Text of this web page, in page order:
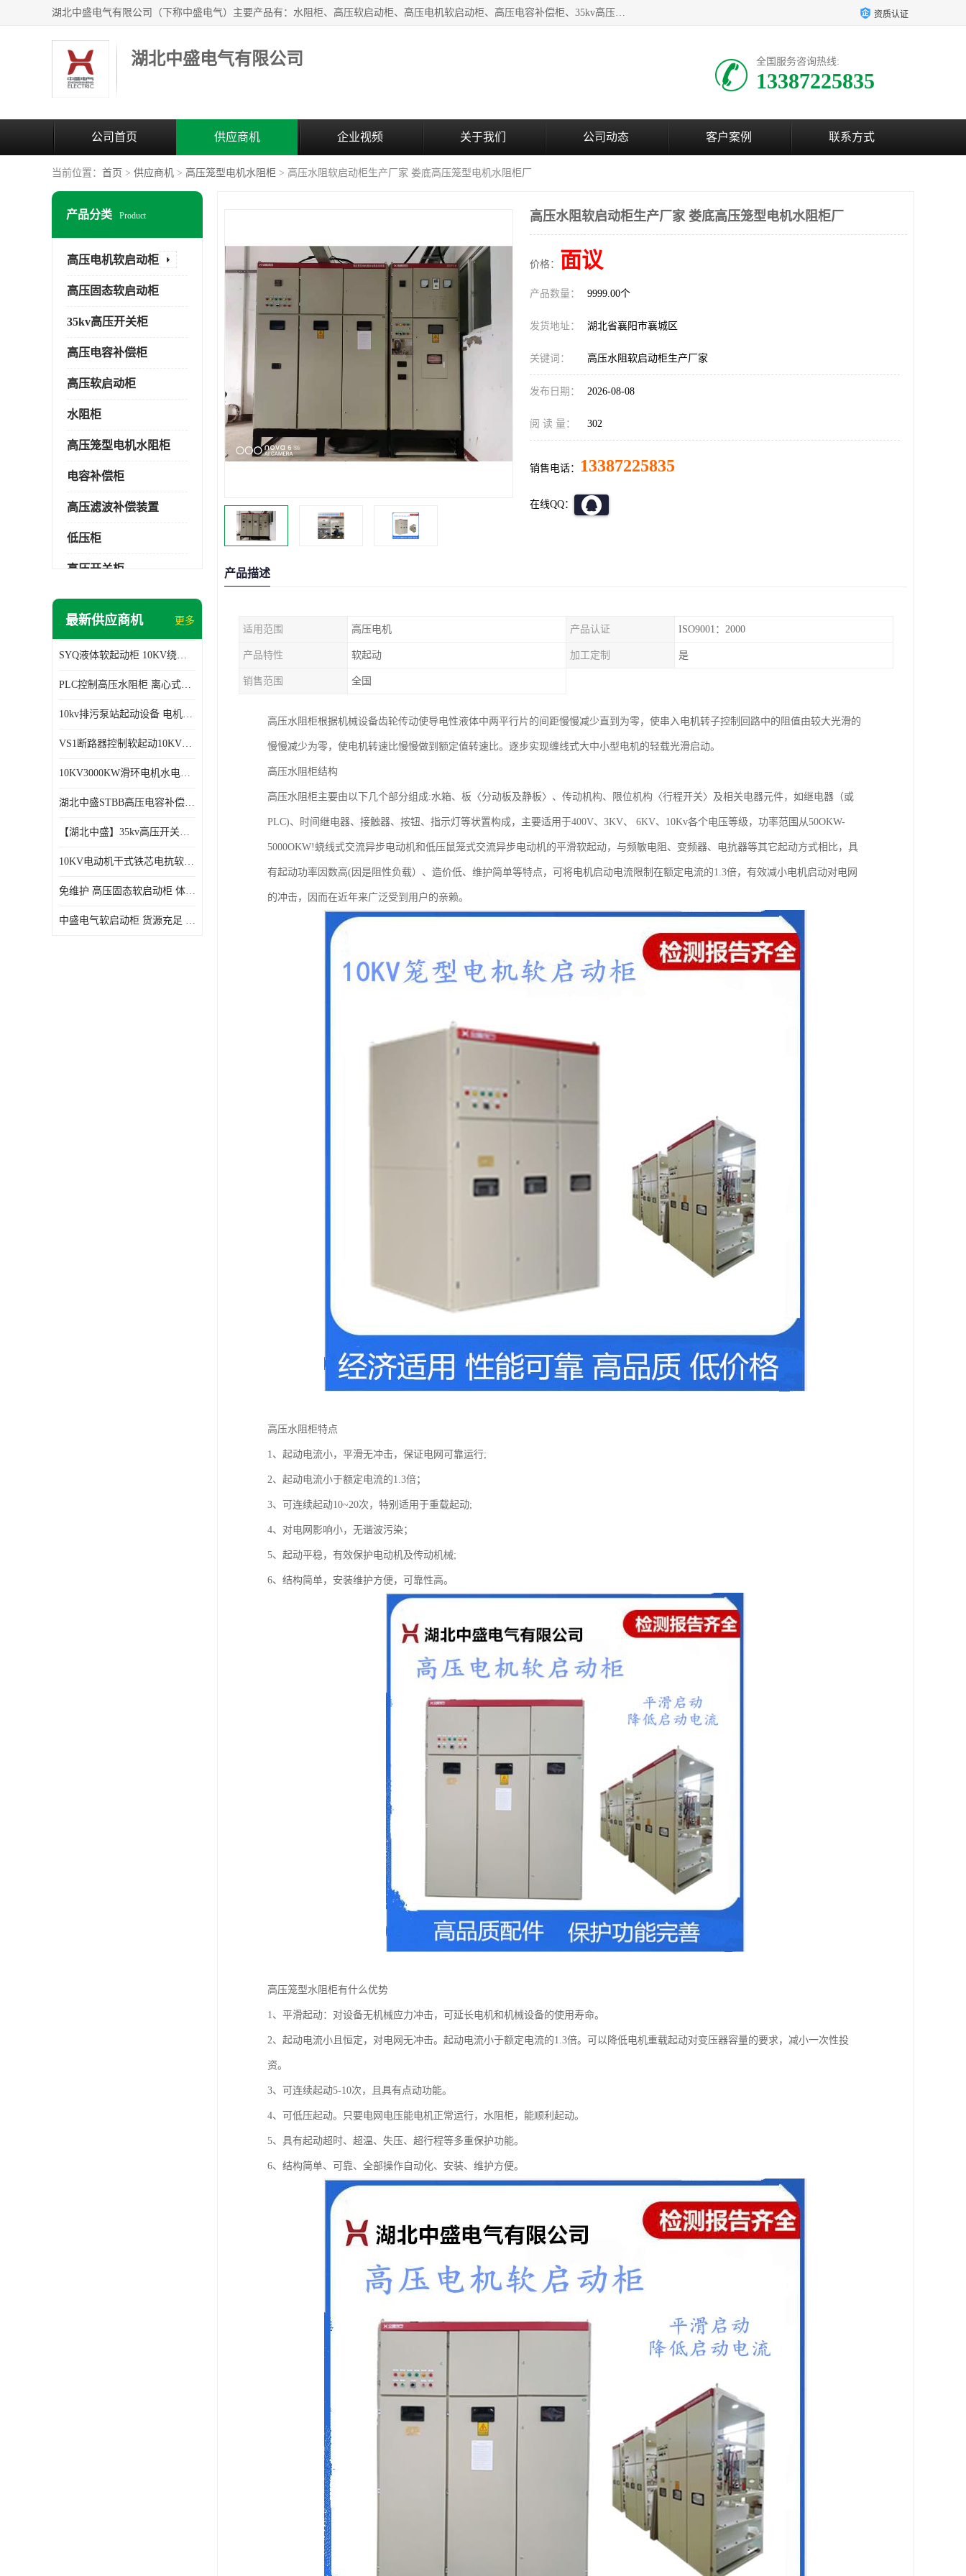
湖北中盛电气有限公司（下称中盛电气）主要产品有：水阻柜、高压软启动柜、高压电机软启动柜、高压电容补偿柜、35kv高压开关柜、高压固态软启动柜等;致力于工业电气控制、电力电子、工业用机器人及自动化产线等产品的研发、制造和应用，是集研发、生产、销售和技术服务于一体的高新技术企业。 资质认证
湖北中盛电气有限公司 全国服务咨询热线:
13387225835
公司首页 供应商机 企业视频 关于我们 公司动态 客户案例 联系方式
当前位置： 首页 > 供应商机 > 高压笼型电机水阻柜 > 高压水阻软启动柜生产厂家 娄底高压笼型电机水阻柜厂
产品分类 Product
高压电机软启动柜
高压固态软启动柜
35kv高压开关柜
高压电容补偿柜
高压软启动柜
水阻柜
高压笼型电机水阻柜
电容补偿柜
高压滤波补偿装置
低压柜
高压开关柜
低压补偿柜
磁控软起动装置
SGYQ高压笼型电机液体电阻起动装置
最新供应商机 更多
SYQ液体软起动柜 10KV绕线电机水阻柜需知
PLC控制高压水阻柜 离心式空气压缩机机组成套软启动柜
10kv排污泵站起动设备​ 电机智能软启动柜的特点​
VS1断路器控制软起动10KV一体化高压软工作原理
10KV3000KW滑环电机水电阻软起动控制柜
湖北中盛STBB高压电容补偿柜 10kV高压真空接触器自动分组投切电容补偿柜
【湖北中盛】35kv高压开关柜厂家直销 ​KYN61-40.5成套开关柜选型
10KV电动机干式铁芯电抗软启动柜 电抗器软启动控制设备
免维护 高压固态软启动柜 体积小、结构紧凑 节能降耗 湖北中盛
中盛电气软启动柜 货源充足 定制一站式服务
高压水阻软启动柜生产厂家 娄底高压笼型电机水阻柜厂
价格： 面议
产品数量： 9999.00个
发货地址： 湖北省襄阳市襄城区
关键词： 高压水阻软启动柜生产厂家
发布日期： 2026-08-08
阅 读 量： 302
销售电话： 13387225835
在线QQ：
产品描述
适用范围 高压电机 产品认证 ISO9001：2000
产品特性 软起动 加工定制 是
销售范围 全国
高压水阻柜根据机械设备齿轮传动使导电性液体中两平行片的间距慢慢减少直到为零，使串入电机转子控制回路中的阻值由较大光滑的
慢慢减少为零，使电机转速比慢慢做到额定值转速比。逐步实现缠线式大中小型电机的轻载光滑启动。
高压水阻柜结构
高压水阻柜主要由以下几个部分组成:水箱、板〈分动板及静板〉、传动机构、限位机构〈行程开关〉及相关电器元件，如继电器（或
PLC)、时间继电器、接触器、按钮、指示灯等状置构成，主要适用于400V、3KV、 6KV、10Kv各个电压等级，功率范围从50OKW-
5000OKW!蛲线式交流异步电动机和低压鼠笼式交流异步电动机的平滑软起动，与频敏电阻、变频器、电抗器等其它起动方式相比，具
有起动功率因数高(因是阻性负载）、造价低、维护简单等特点，可将电机启动电流限制在额定电流的1.3倍，有效减小电机启动对电网
的冲击，因而在近年来广泛受到用户的亲赖。
高压水阻柜特点
1、起动电流小，平滑无冲击，保证电网可靠运行;
2、起动电流小于额定电流的1.3倍；
3、可连续起动10~20次，特别适用于重载起动;
4、对电网影响小，无谐波污染；
5、起动平稳，有效保护电动机及传动机械;
6、结构简单，安装维护方便，可靠性高。
高压笼型水阻柜有什么优势
1、平滑起动：对设备无机械应力冲击，可延长电机和机械设备的使用寿命。
2、起动电流小且恒定，对电网无冲击。起动电流小于额定电流的1.3倍。可以降低电机重载起动对变压器容量的要求，减小一次性投
资。
3、可连续起动5-10次，且具有点动功能。
4、可低压起动。只要电网电压能电机正常运行，水阻柜，能顺利起动。
5、具有起动超时、超温、失压、超行程等多重保护功能。
6、结构简单、可靠、全部操作自动化、安装、维护方便。